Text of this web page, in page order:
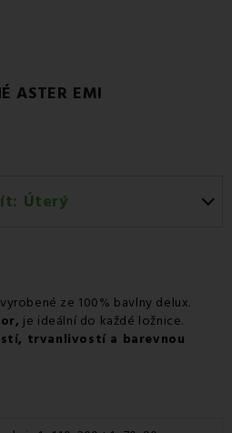
ASTER EMI
Úterý
vyrobené ze 100% bavlny delux.
je ideální do každé ložnice.
trvanlivostí a barevnou